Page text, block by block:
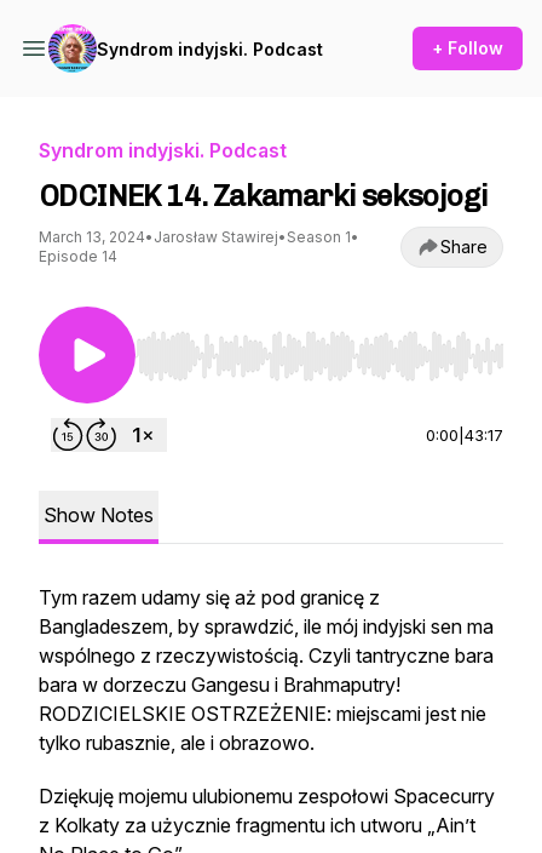
Syndrom indyjski. Podcast + Follow
Syndrom indyjski. Podcast
ODCINEK 14. Zakamarki seksojogi
March 13, 2024• Jarosław Stawirej• Season 1•
Episode 14
Share
Use Left/Right to seek, Home/End to jump to
0:00 43:17
Show Notes
Tym razem udamy się aż pod granicę z
Bangladeszem, by sprawdzić, ile mój indyjski sen ma
wspólnego z rzeczywistością. Czyli tantryczne bara
bara w dorzeczu Gangesu i Brahmaputry!
RODZICIELSKIE OSTRZEŻENIE: miejscami jest nie
tylko rubasznie, ale i obrazowo.
Dziękuję mojemu ulubionemu zespołowi Spacecurry
z Kolkaty za użycznie fragmentu ich utworu „Ain’t